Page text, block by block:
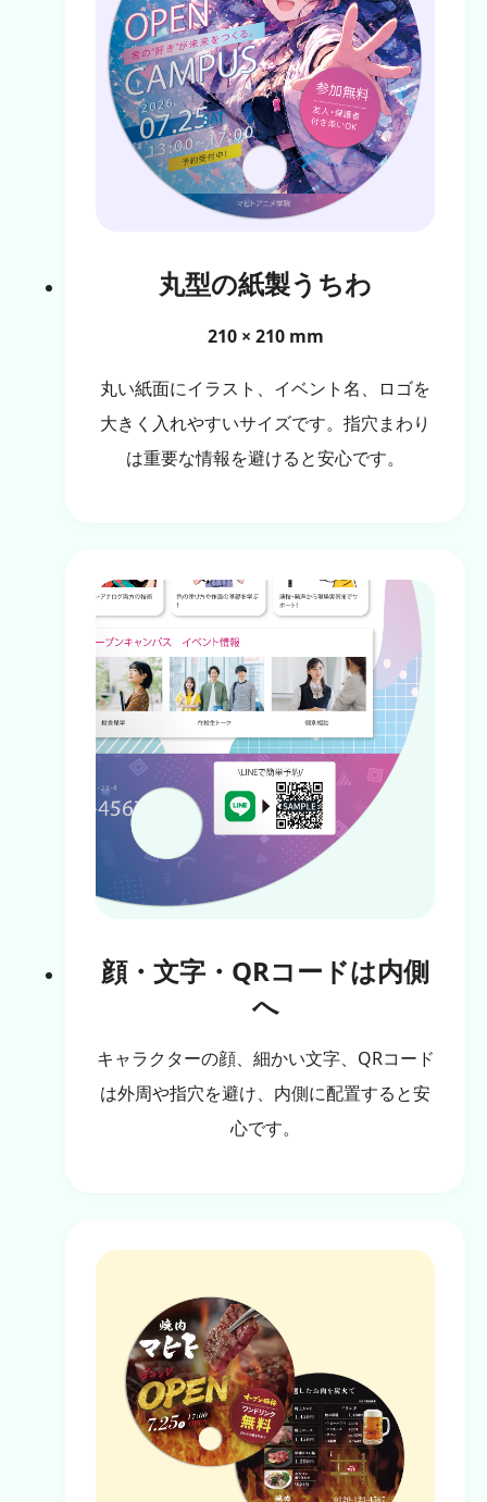
丸型の紙製うちわ
210 × 210 mm
丸い紙面にイラスト、イベント名、ロゴを
大きく入れやすいサイズです。指穴まわり
は重要な情報を避けると安心です。
顔・文字・QRコードは内側
へ
キャラクターの顔、細かい文字、QRコード
は外周や指穴を避け、内側に配置すると安
心です。